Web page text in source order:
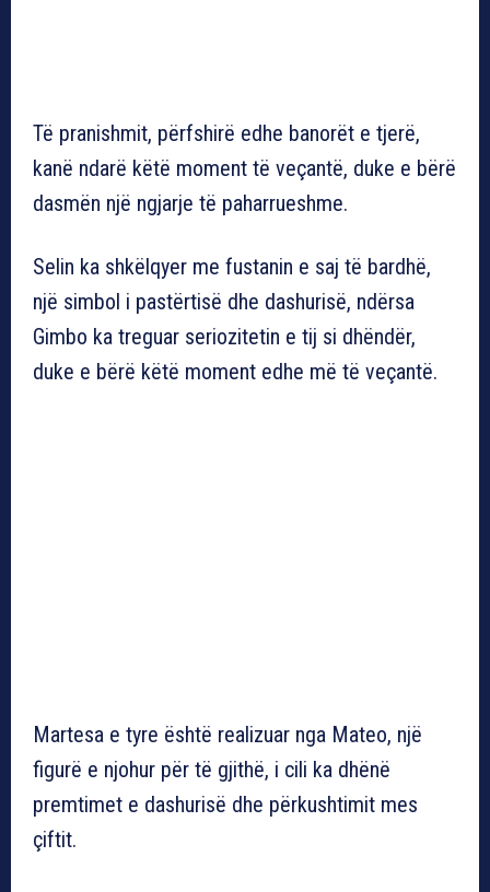
Të pranishmit, përfshirë edhe banorët e tjerë,
kanë ndarë këtë moment të veçantë, duke e bërë
dasmën një ngjarje të paharrueshme.
Selin ka shkëlqyer me fustanin e saj të bardhë,
një simbol i pastërtisë dhe dashurisë, ndërsa
Gimbo ka treguar seriozitetin e tij si dhëndër,
duke e bërë këtë moment edhe më të veçantë.
Martesa e tyre është realizuar nga Mateo, një
figurë e njohur për të gjithë, i cili ka dhënë
premtimet e dashurisë dhe përkushtimit mes
çiftit.